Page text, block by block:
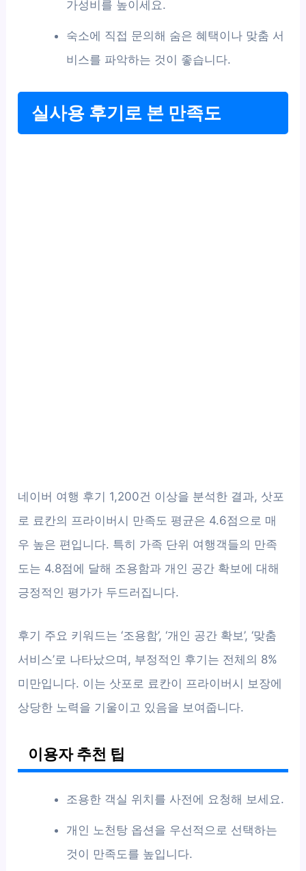
가성비를 높이세요.
숙소에 직접 문의해 숨은 혜택이나 맞춤 서
비스를 파악하는 것이 좋습니다.
실사용 후기로 본 만족도
네이버 여행 후기 1,200건 이상을 분석한 결과, 삿포
로 료칸의 프라이버시 만족도 평균은 4.6점으로 매
우 높은 편입니다. 특히 가족 단위 여행객들의 만족
도는 4.8점에 달해 조용함과 개인 공간 확보에 대해
긍정적인 평가가 두드러집니다.
후기 주요 키워드는 ‘조용함’, ‘개인 공간 확보’, ‘맞춤
서비스’로 나타났으며, 부정적인 후기는 전체의 8%
미만입니다. 이는 삿포로 료칸이 프라이버시 보장에
상당한 노력을 기울이고 있음을 보여줍니다.
이용자 추천 팁
조용한 객실 위치를 사전에 요청해 보세요.
개인 노천탕 옵션을 우선적으로 선택하는
것이 만족도를 높입니다.